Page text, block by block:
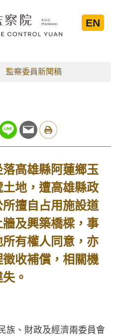
EN
監察委員新聞稿
高雄縣阿蓮鄉玉
地，遭高雄縣政
擅自占用施設道
及興築橋樑，事
有權人同意，亦
收補償，相關機
。
、財政及經濟兩委員會